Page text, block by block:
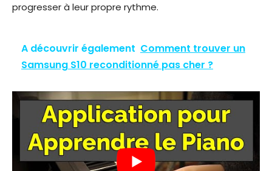
progresser à leur propre rythme.
A découvrir également Comment trouver un
Samsung S10 reconditionné pas cher ?